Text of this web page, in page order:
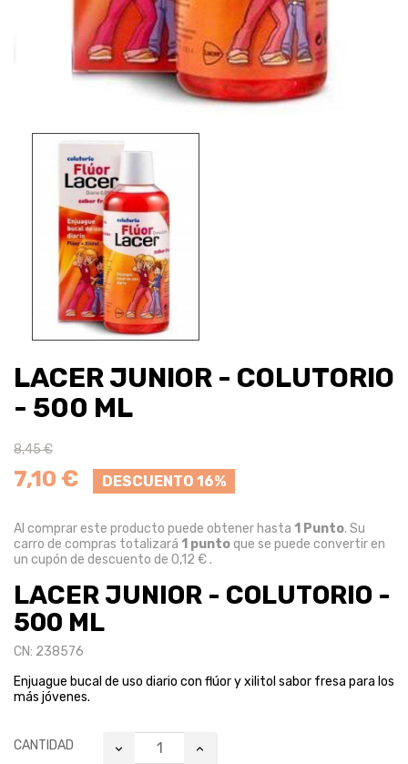
LACER JUNIOR - COLUTORIO
- 500 ML
8,45 €
7,10 € DESCUENTO 16%
Al comprar este producto puede obtener hasta 1 Punto. Su
carro de compras totalizará 1 puntoque se puede convertir en
un cupón de descuento de 0,12 €.
LACER JUNIOR - COLUTORIO -
500 ML
CN: 238576
Enjuague bucal de uso diario con flúor y xilitol sabor fresa para los
más jóvenes.
CANTIDAD